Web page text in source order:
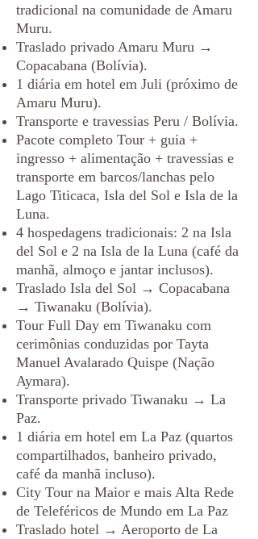
tradicional na comunidade de Amaru
Muru.
Traslado privado Amaru Muru →
Copacabana (Bolívia).
1 diária em hotel em Juli (próximo de
Amaru Muru).
Transporte e travessias Peru / Bolívia.
Pacote completo Tour + guia +
ingresso + alimentação + travessias e
transporte em barcos/lanchas pelo
Lago Titicaca, Isla del Sol e Isla de la
Luna.
4 hospedagens tradicionais: 2 na Isla
del Sol e 2 na Isla de la Luna (café da
manhã, almoço e jantar inclusos).
Traslado Isla del Sol → Copacabana
→ Tiwanaku (Bolívia).
Tour Full Day em Tiwanaku com
cerimônias conduzidas por Tayta
Manuel Avalarado Quispe (Nação
Aymara).
Transporte privado Tiwanaku → La
Paz.
1 diária em hotel em La Paz (quartos
compartilhados, banheiro privado,
café da manhã incluso).
City Tour na Maior e mais Alta Rede
de Teleféricos de Mundo em La Paz
Traslado hotel → Aeroporto de La